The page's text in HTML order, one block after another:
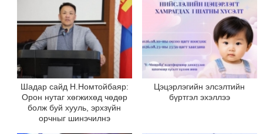
Шадар сайд Н.Номтойбаяр:
Орон нутаг хөгжихөд чөдөр
болж буй хууль, эрхзүйн
орчныг шинэчилнэ
Цэцэрлэгийн элсэлтийн
бүртгэл эхэллээ